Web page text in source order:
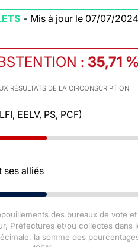
- Mis à jour le 07/07/
: 35,71 %
RÉSULTATS DE LA CIRCONSCRIPTION
EELV, PS, PCF)
ses alliés
des bureaux de vote
Préfectures et/ou collectes dans
la somme des